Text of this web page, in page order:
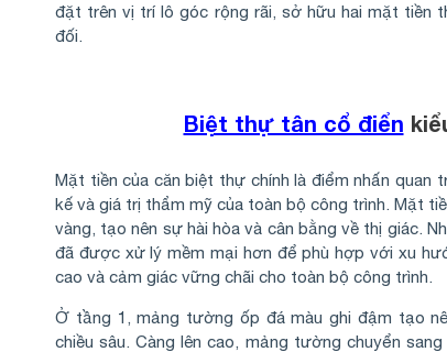
đặt trên vị trí lô góc rộng rãi, sở hữu hai mặt tiền
đối.
Biệt thự tân cổ điển
Mặt tiền của căn biệt thự chính là điểm nhấn quan
kế và giá trị thẩm mỹ của toàn bộ công trình. Mặt
vàng, tạo nên sự hài hòa và cân bằng về thị giác.
đã được xử lý mềm mại hơn để phù hợp với xu
cao và cảm giác vững chãi cho toàn bộ công trình.
Ở tầng 1, mảng tường ốp đá màu ghi đậm tạo
chiều sâu. Càng lên cao, mảng tường chuyển